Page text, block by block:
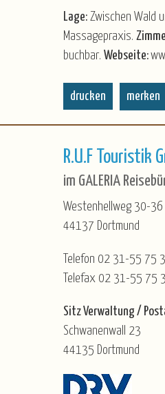
Lage: Zwischen Wald
Massagepraxis.
buchbar. Webseite:
drucken merken
R.U.F Touristik
im GALERIA
Westenhellweg 30-36
44137 Dortmund
Telefon 02 31-55 75
Telefax 02 31-55 75
Sitz Verwaltung /
Schwanenwall 23
44135 Dortmund